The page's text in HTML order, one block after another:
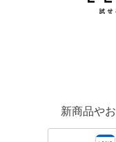
新商品や